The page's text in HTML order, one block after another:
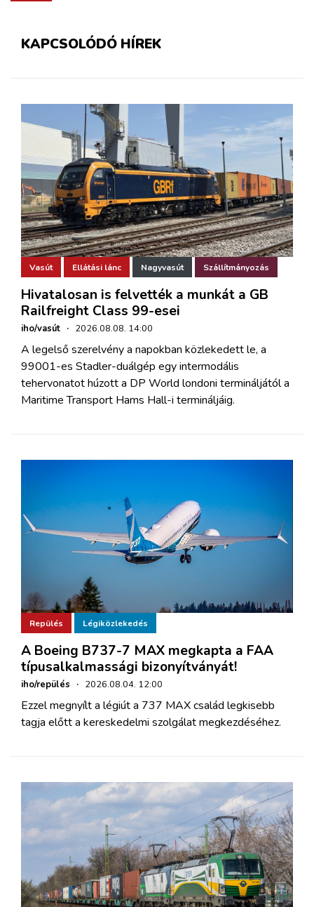
KAPCSOLÓDÓ HÍREK
Vasút Ellátási lánc Nagyvasút Szállítmányozás
Hivatalosan is felvették a munkát a GB
Railfreight Class 99-esei
iho/vasút · 2026.08.08. 14:00
A legelső szerelvény a napokban közlekedett le, a
99001-es Stadler-duálgép egy intermodális
tehervonatot húzott a DP World londoni termináljától a
Maritime Transport Hams Hall-i termináljáig.
Repülés Légiközlekedés
A Boeing B737-7 MAX megkapta a FAA
típusalkalmassági bizonyítványát!
iho/repülés · 2026.08.04. 12:00
Ezzel megnyílt a légiút a 737 MAX család legkisebb
tagja előtt a kereskedelmi szolgálat megkezdéséhez.